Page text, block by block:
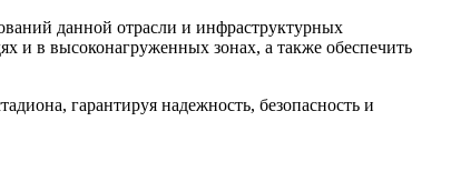
данной отрасли и инфраструктурных
и в высоконагруженных зонах, а также обеспечить
гарантируя надежность, безопасность и